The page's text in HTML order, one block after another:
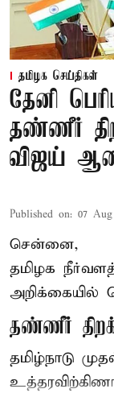
தமிழக செய்திகள்
தேனி
தண்ணீர்
விஜய்
Published on: 07
சென்னை,
தமிழக
அறிக்கையில்
தண்ணீர்
தமிழ்நாடு